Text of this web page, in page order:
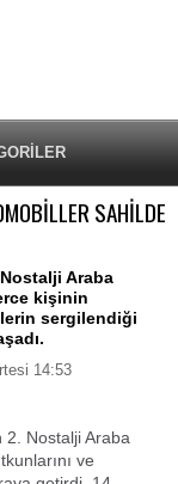
SAHİLDE
Araba
kişinin
sergilendiği
14:53
2. Nostalji Araba
ve